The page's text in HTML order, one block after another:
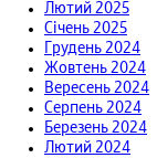
Лютий 2025
Січень 2025
Грудень 2024
Жовтень 2024
Вересень 2024
Серпень 2024
Березень 2024
Лютий 2024